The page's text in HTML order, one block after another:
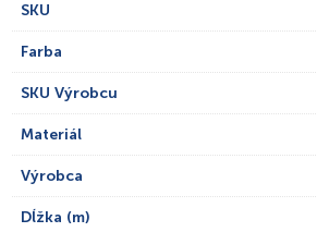
SKU
Farba
SKU Výrobcu
Materiál
Výrobca
Dĺžka (m)